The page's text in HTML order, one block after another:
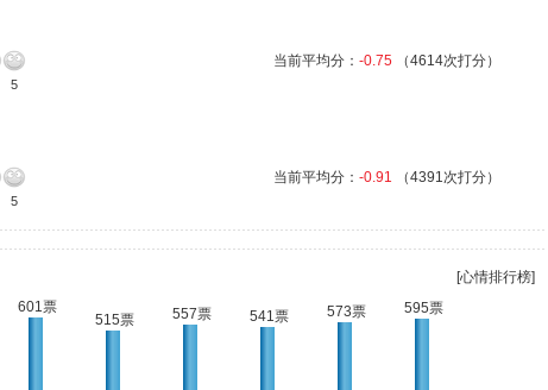
5
当前平均分： -0.75 （4614次打分）
5
当前平均分： -0.91 （4391次打分）
[心情排行榜]
601票
515票 557票 541票 573票 595票